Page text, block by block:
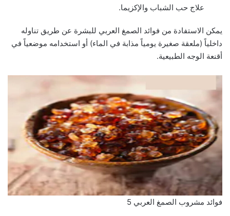
علاج حب الشباب والإكزيما.
يمكن الاستفادة من فوائد الصمغ العربي للبشرة عن طريق تناوله
داخلياً (ملعقة صغيرة يومياً مذابة في الماء) أو استخدامه موضعياً في
أقنعة الوجه الطبيعية.
فوائد مشروب الصمغ العربي 5